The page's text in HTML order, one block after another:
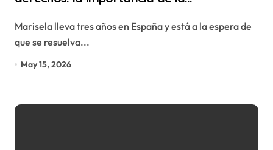
Marisela lleva tres años en España y está a la espera de
que se resuelva...
May 15, 2026